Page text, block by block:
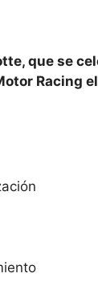
que se
Racing